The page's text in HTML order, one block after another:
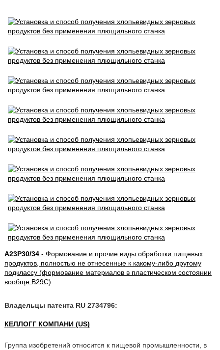
A23P30/34- Формование и прочие виды обработки пищевых
продуктов, полностью не отнесенные к какому-либо другому
подклассу (формование материалов в пластическом состоянии
вообще B29C)
Владельцы патента RU 2734796:
КЕЛЛОГГ КОМПАНИ (US)
Группа изобретений относится к пищевой промышленности, в